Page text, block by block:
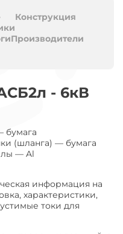
Конструкция
Производители
- 6кВ
бумага
(шланга) — бумага
— Al
информация на
характеристики,
токи для